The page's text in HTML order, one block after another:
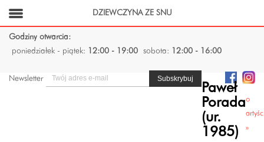
Godziny otwarcia:
poniedziałek - piątek:
12:00 - 19:00 sobota: 12:00 - 16:00
Newsletter
Paweł
Porada
(ur.
1985)
o
»
DZIEWCZYNA ZE SNU